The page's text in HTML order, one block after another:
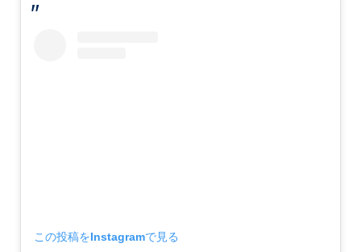
この投稿をInstagramで見る